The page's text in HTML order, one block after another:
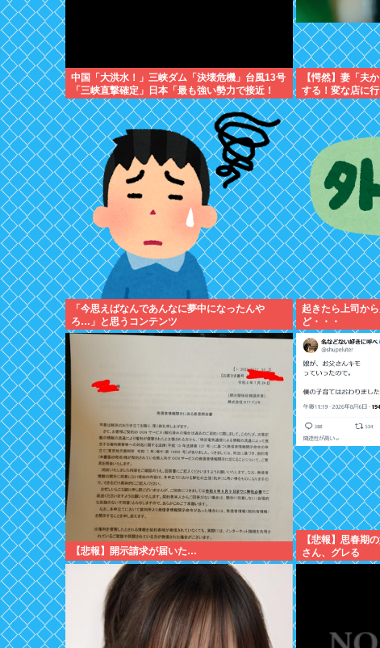
中国「大洪水！」三峡ダム「決壊危機」台風13号
「三峡直撃確定」日本「最も強い勢力で接近！
（伊勢湾台風級」台風13号と15号「中国本土でぶ
つかり合う（前代未聞」→
【愕然】妻「夫
する！変な店に
「調べたところ･
「今思えばなんであんなに夢中になったんや
ろ…」と思うコンテンツ
起きたら上司か
ど・・・
【悲報】開示請求が届いた…
【悲報】思春期
さん、グレる